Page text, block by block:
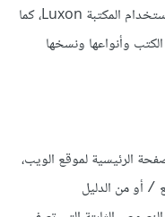
وأنواعها، وسنوضح كيفية تنسيق التاريخ باستخدام المكتبة Luxon، كما
وأنواعها ونسخها
الرئيسية لموقع الويب،
/ أو من الدليل